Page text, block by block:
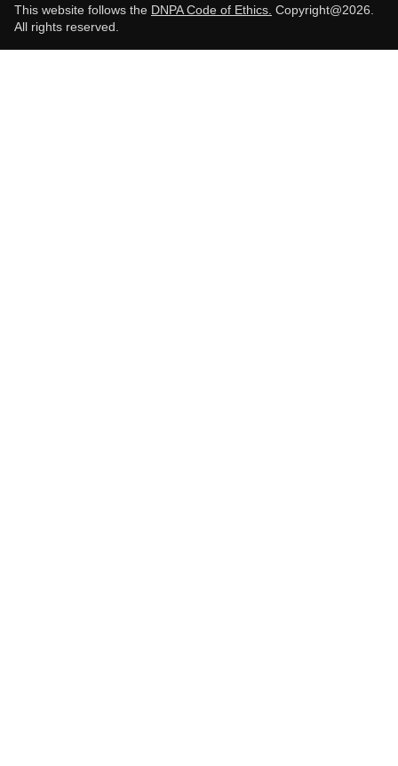
This website follows the DNPA Code of Ethics. Copyright@2026.
All rights reserved.